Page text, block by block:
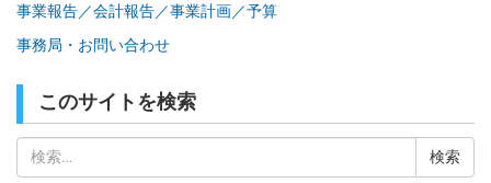
事業報告／会計報告／事業計画／予算
事務局・お問い合わせ
このサイトを検索
索: